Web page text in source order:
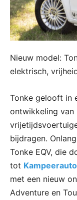
Nieuw model:
elektrisch,
Tonke gelooft in
ontwikkeling van
bijdragen.
Tonke EQV, die
tot
met een nieuw
Adventure en